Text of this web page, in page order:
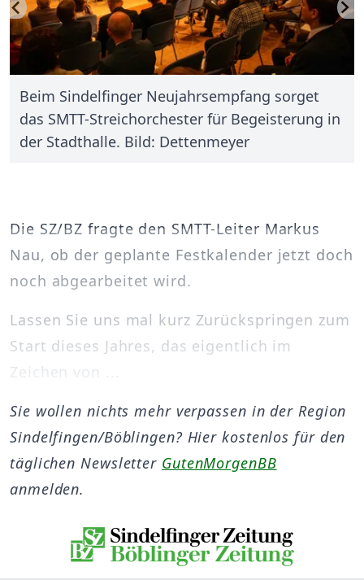
Beim Sindelfinger Neujahrsempfang sorget
das SMTT-Streichorchester für Begeisterung in
der Stadthalle. Bild: Dettenmeyer
Die SZ/BZ fragte den SMTT-Leiter Markus
Nau, ob der geplante Festkalender jetzt doch
noch abgearbeitet wird.
Lassen Sie uns mal kurz Zurückspringen zum
Start dieses Jahres, das eigentlich im
Zeichen von ...
Sie wollen nichts mehr verpassen in der Region
Sindelfingen/Böblingen? Hier kostenlos für den
täglichen Newsletter GutenMorgenBB
anmelden.